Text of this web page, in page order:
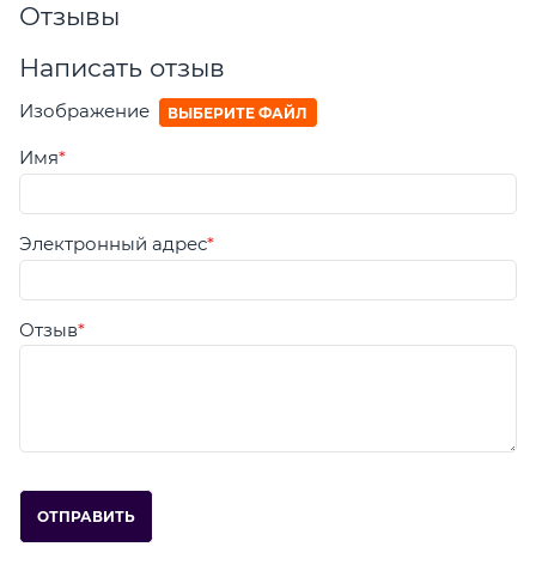
Отзывы
Написать отзыв
Изображение ВЫБЕРИТЕ ФАЙЛ
Имя
Электронный адрес
Отзыв